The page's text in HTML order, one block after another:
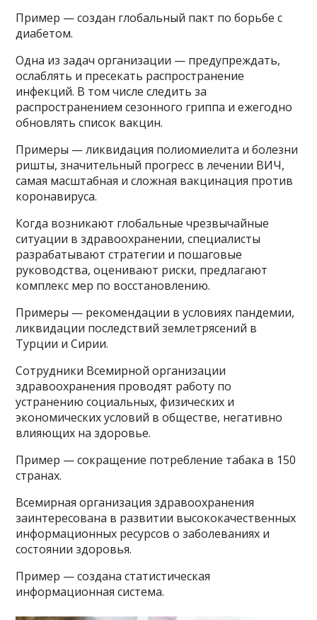
Пример — создан глобальный пакт по борьбе с
диабетом.
Одна из задач организации — предупреждать,
ослаблять и пресекать распространение
инфекций. В том числе следить за
распространением сезонного гриппа и ежегодно
обновлять список вакцин.
Примеры — ликвидация полиомиелита и болезни
ришты, значительный прогресс в лечении ВИЧ,
самая масштабная и сложная вакцинация против
коронавируса.
Когда возникают глобальные чрезвычайные
ситуации в здравоохранении, специалисты
разрабатывают стратегии и пошаговые
руководства, оценивают риски, предлагают
комплекс мер по восстановлению.
Примеры — рекомендации в условиях пандемии,
ликвидации последствий землетрясений в
Турции и Сирии.
Сотрудники Всемирной организации
здравоохранения проводят работу по
устранению социальных, физических и
экономических условий в обществе, негативно
влияющих на здоровье.
Пример — сокращение потребление табака в 150
странах.
Всемирная организация здравоохранения
заинтересована в развитии высококачественных
информационных ресурсов о заболеваниях и
состоянии здоровья.
Пример — создана статистическая
информационная система.